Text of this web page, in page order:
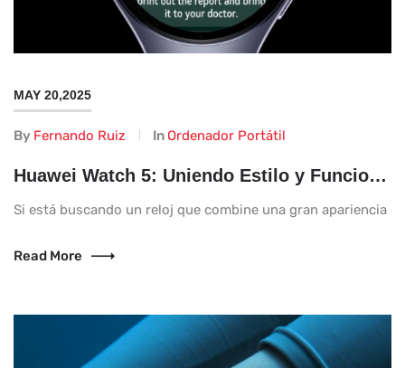
MAY 20,2025
By Fernando Ruiz In Ordenador Portátil
Huawei Watch 5: Uniendo Estilo y Funcionalidad
Si está buscando un reloj que combine una gran apariencia
Read More